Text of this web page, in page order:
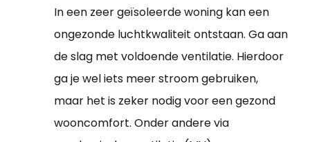
In een zeer geïsoleerde woning kan een
ongezonde luchtkwaliteit ontstaan. Ga aan
de slag met voldoende ventilatie. Hierdoor
ga je wel iets meer stroom gebruiken,
maar het is zeker nodig voor een gezond
wooncomfort. Onder andere via